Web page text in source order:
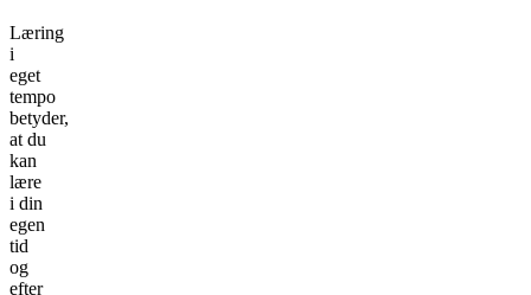
Læring
i
eget
tempo
betyder,
at du
kan
lære
i din
egen
tid
og
efter